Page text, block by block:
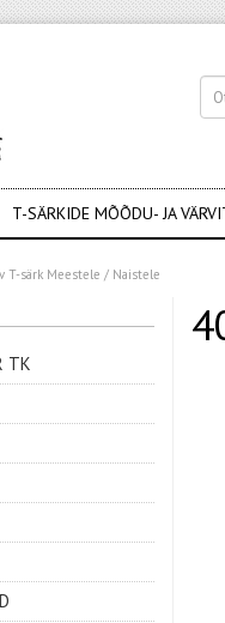
T-SÄRKIDE MÕÕDU- JA
T-särk Meestele / Naistele
TK